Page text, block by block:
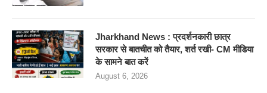
Jharkhand News : प्रदर्शनकारी छात्र
सरकार से बातचीत को तैयार, शर्त रखी- CM मीडिया
के सामने बात करें
August 6, 2026